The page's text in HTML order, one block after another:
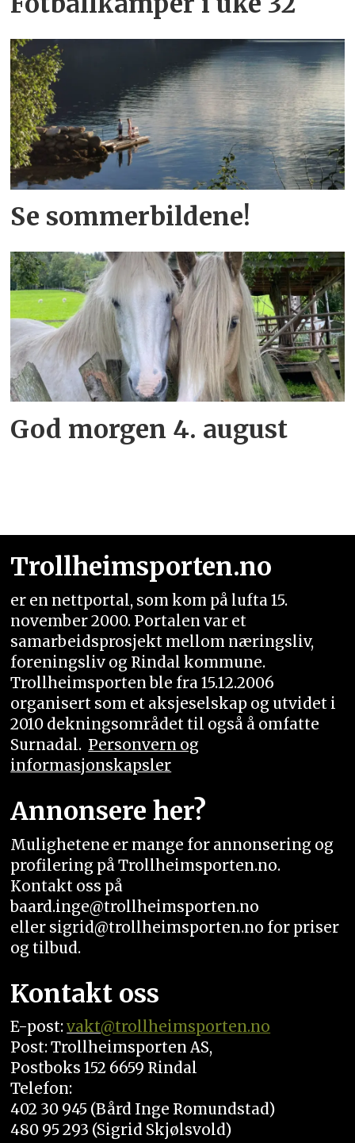
Se sommerbildene!
God morgen 4. august
Trollheimsporten.no
er en nettportal, som kom på lufta 15.
november 2000. Portalen var et
samarbeidsprosjekt mellom næringsliv,
foreningsliv og Rindal kommune.
Trollheimsporten ble fra 15.12.2006
organisert som et aksjeselskap og utvidet i
2010 dekningsområdet til også å omfatte
Surnadal. Personvern og
informasjonskapsler
Annonsere her?
Mulighetene er mange for annonsering og
profilering på Trollheimsporten.no.
Kontakt oss på
baard.inge@trollheimsporten.no
eller sigrid@trollheimsporten.no for priser
og tilbud.
Kontakt oss
E-post:vakt@trollheimsporten.no
Post: Trollheimsporten AS,
Postboks 152 6659 Rindal
Telefon:
402 30 945 (Bård Inge Romundstad)
480 95 293 (Sigrid Skjølsvold)